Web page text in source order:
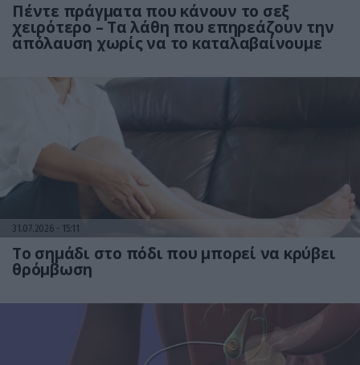
Πέντε πράγματα που κάνουν το σεξ
χειρότερο – Τα λάθη που επηρεάζουν την
απόλαυση χωρίς να το καταλαβαίνουμε
31.07.2026 15:11
Το σημάδι στο πόδι που μπορεί να κρύβει
θρόμβωση